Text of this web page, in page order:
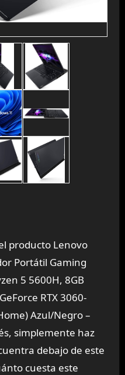
producto Lenovo
Portátil Gaming
5 5600H, 8GB
RTX 3060-
Azul/Negro –
simplemente haz
debajo de este
cuesta este